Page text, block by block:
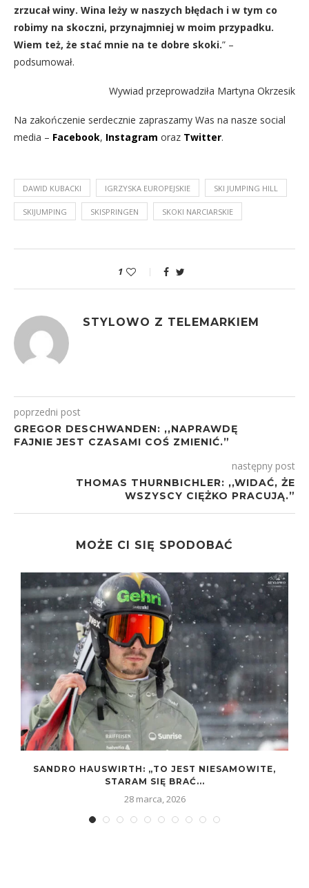
zrzucał winy. Wina leży w naszych błędach i w tym co
robimy na skoczni, przynajmniej w moim przypadku.
Wiem też, że stać mnie na te dobre skoki.” –
podsumował.
Wywiad przeprowadziła Martyna Okrzesik
Na zakończenie serdecznie zapraszamy Was na nasze social
media – Facebook, Instagram oraz Twitter.
DAWID KUBACKI IGRZYSKA EUROPEJSKIE SKI JUMPING HILL
SKIJUMPING SKISPRINGEN SKOKI NARCIARSKIE
1
STYLOWO Z TELEMARKIEM
poprzedni post
GREGOR DESCHWANDEN: ,,NAPRAWDĘ
FAJNIE JEST CZASAMI COŚ ZMIENIĆ.”
następny post
THOMAS THURNBICHLER: ,,WIDAĆ, ŻE
WSZYSCY CIĘŻKO PRACUJĄ.”
MOŻE CI SIĘ SPODOBAĆ
SANDRO HAUSWIRTH: „TO JEST NIESAMOWITE,
STARAM SIĘ BRAĆ...
28 marca, 2026